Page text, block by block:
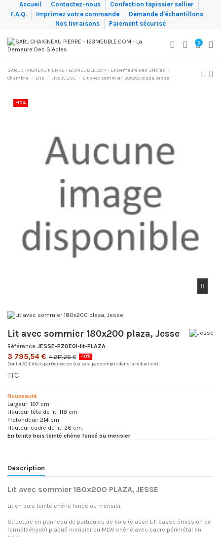
Accueil Contactez-nous
Confection tapissier sellier
F.A.Q.
Imprimez votre commande
Demande d'échantillons
Nos livraisons
Paiement sécurisé
0
SARL CHAIGNEAU PIERRE - 123MEUBLE.COM - La Demeure Des Siècles
Chambre
Lits Lits JESSE Lit avec sommier 180x200 plaza, Jesse
-10%
Lit avec sommier 180x200 plaza, Jesse
Référence JESSE-PZ0E0I-lit-PLAZA
3 795,54 € 4 217,26 € -10%
Dont 4,50 € d'éco-participation (ne sera pas compris dans la réduction)
TTC
Nouveauté
Largeur: 197 cm
Hauteur tête de lit: 118 cm
Profondeur: 214 cm
Hauteur cadre de lit: 26 cm.
En teinte bois teinté chêne foncé ou merisier
Description
Lit avec sommier 180x200 PLAZA, JESSE
Lit en bois teinté chêne foncé ou merisier.
Structure en panneau de particules de bois (classe E1: basse émission de
formaldéhyde) plaqué merisier ou MLW chêne avec cadre périmétal en